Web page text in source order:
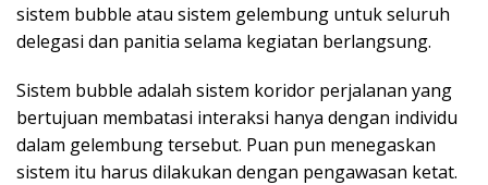
sistem bubble atau sistem gelembung untuk seluruh
delegasi dan panitia selama kegiatan berlangsung.
Sistem bubble adalah sistem koridor perjalanan yang
bertujuan membatasi interaksi hanya dengan individu
dalam gelembung tersebut. Puan pun menegaskan
sistem itu harus dilakukan dengan pengawasan ketat.